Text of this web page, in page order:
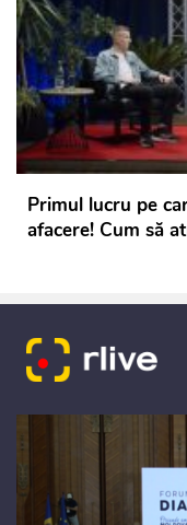
Primul lucru pe
afacere! Cum să